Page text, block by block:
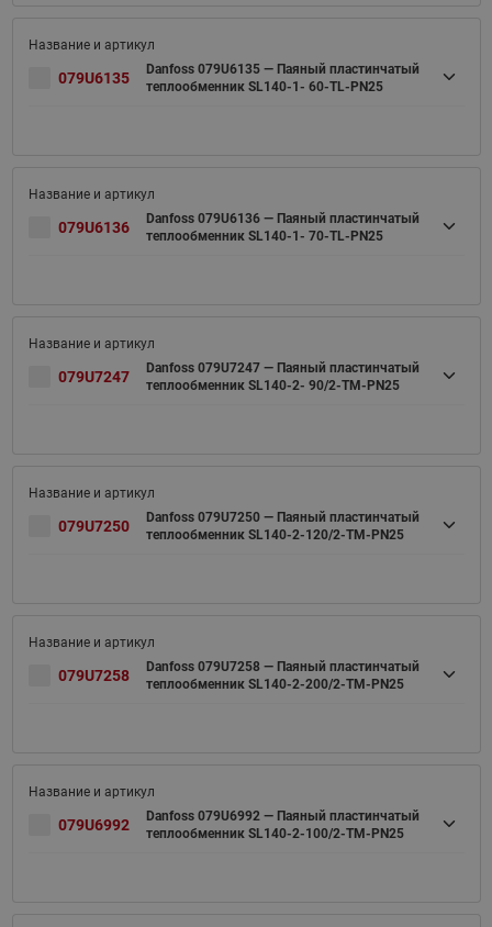
079U6135
Danfoss 079U6135 — Паяный пластинчатый
теплообменник SL140-1- 60-TL-PN25
079U6136
Danfoss 079U6136 — Паяный пластинчатый
теплообменник SL140-1- 70-TL-PN25
079U7247
Danfoss 079U7247 — Паяный пластинчатый
теплообменник SL140-2- 90/2-TM-PN25
079U7250
Danfoss 079U7250 — Паяный пластинчатый
теплообменник SL140-2-120/2-TM-PN25
079U7258
Danfoss 079U7258 — Паяный пластинчатый
теплообменник SL140-2-200/2-TM-PN25
079U6992
Danfoss 079U6992 — Паяный пластинчатый
теплообменник SL140-2-100/2-TM-PN25